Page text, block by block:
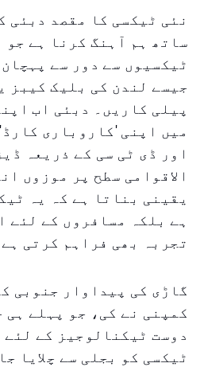
نئی ٹیکسی کا مقصد دبئی
ساتھ ہم آہنگ کرنا ہے جو
ٹیکسیوں سے دور سے پہچان
جیسے لندن کی بلیک کیبز
پیلی کاریں۔ دبئی اب
میں اپنی 'کاروباری
اور ڈی ٹی سی کے ذریعہ
الاقوامی سطح پر موزوں
یقینی بناتا ہے کہ یہ
ہے بلکہ مسافروں کے لئے
تجربہ بھی فراہم کرتی ہے۔
گاڑی کی پیداوار جنوبی
کمپنی نے کی، جو پہلے ہی
دوست ٹیکنالوجیز کے
ٹیکسی کو بجلی سے چلایا